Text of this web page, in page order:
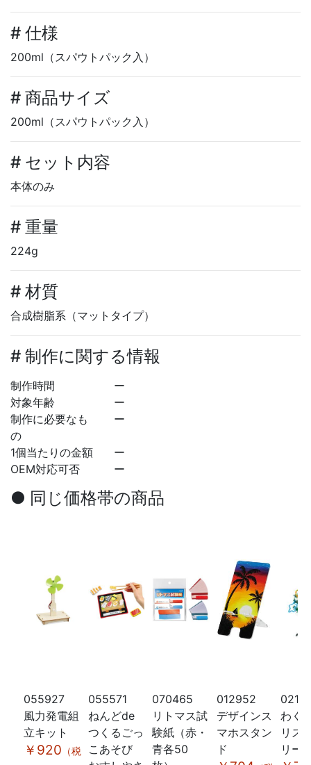
# 仕様
200ml（スパウトパック入）
# 商品サイズ
200ml（スパウトパック入）
# セット内容
本体のみ
# 重量
224g
# 材質
合成樹脂系（マットタイプ）
# 制作に関する情報
制作時間
ー
対象年齢
ー
制作に必要なも
の
ー
1個当たりの金額
ー
OEM対応可否
ー
● 同じ価格帯の商品
055927
風力発電組
立キット
￥920 （税
055571
ねんどde
つくるごっ
こあそび
070465
リトマス試
験紙（赤・
青各50
012952
デザインス
マホスタン
ド
わく
リス
リー